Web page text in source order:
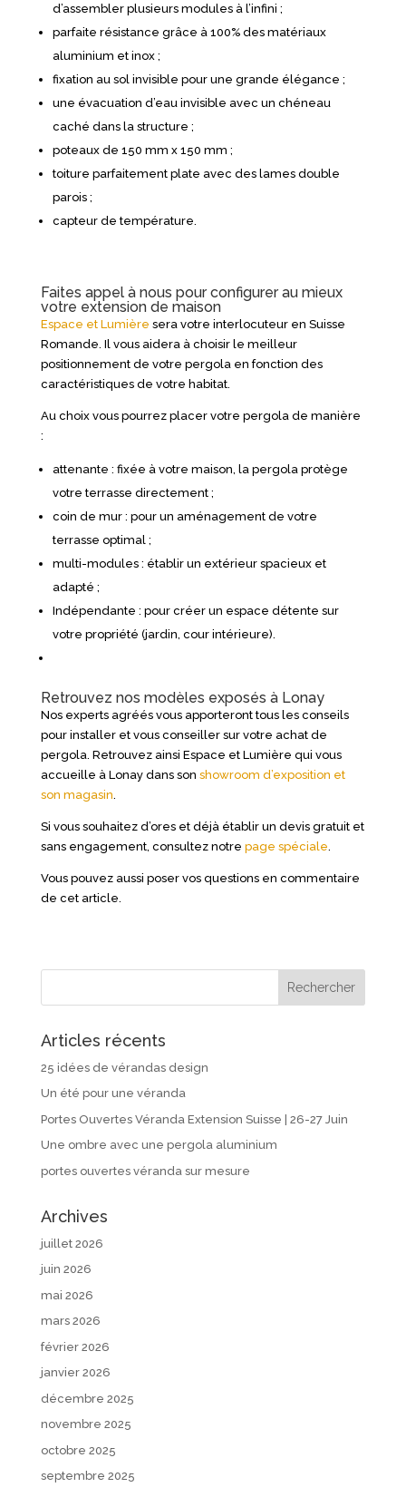
d’assembler plusieurs modules à l’infini ;
parfaite résistance grâce à 100% des matériaux
aluminium et inox ;
fixation au sol invisible pour une grande élégance ;
une évacuation d’eau invisible avec un chéneau
caché dans la structure ;
poteaux de 150 mm x 150 mm ;
toiture parfaitement plate avec des lames double
parois ;
capteur de température.
Faites appel à nous pour configurer au mieux
votre extension de maison
Espace et Lumière sera votre interlocuteur en Suisse
Romande. Il vous aidera à choisir le meilleur
positionnement de votre pergola en fonction des
caractéristiques de votre habitat.
Au choix vous pourrez placer votre pergola de manière
:
attenante : fixée à votre maison, la pergola protège
votre terrasse directement ;
coin de mur : pour un aménagement de votre
terrasse optimal ;
multi-modules : établir un extérieur spacieux et
adapté ;
Indépendante : pour créer un espace détente sur
votre propriété (jardin, cour intérieure).
Retrouvez nos modèles exposés à Lonay
Nos experts agréés vous apporteront tous les conseils
pour installer et vous conseiller sur votre achat de
pergola. Retrouvez ainsi Espace et Lumière qui vous
accueille à Lonay dans son showroom d’exposition et
son magasin
Si vous souhaitez d’ores et déjà établir un devis gratuit et
sans engagement, consultez notre page spéciale
Vous pouvez aussi poser vos questions en commentaire
de cet article.
Articles récents
25 idées de vérandas design
Un été pour une véranda
Portes Ouvertes Véranda Extension Suisse | 26-27 Juin
Une ombre avec une pergola aluminium
portes ouvertes véranda sur mesure
Archives
juillet 2026
juin 2026
mai 2026
mars 2026
février 2026
janvier 2026
décembre 2025
novembre 2025
octobre 2025
septembre 2025